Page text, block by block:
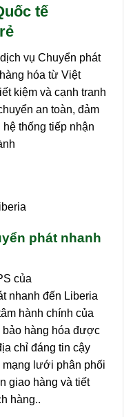
tế
vụ Chuyển phát
hóa từ Việt
kiệm và cạnh tranh
an toàn, đảm
thống tiếp nhận
phát nhanh
của
nhanh đến Liberia
hành chính của
bảo hàng hóa được
chỉ đáng tin cậy
mạng lưới phân phối
giao hàng và tiết
hàng..